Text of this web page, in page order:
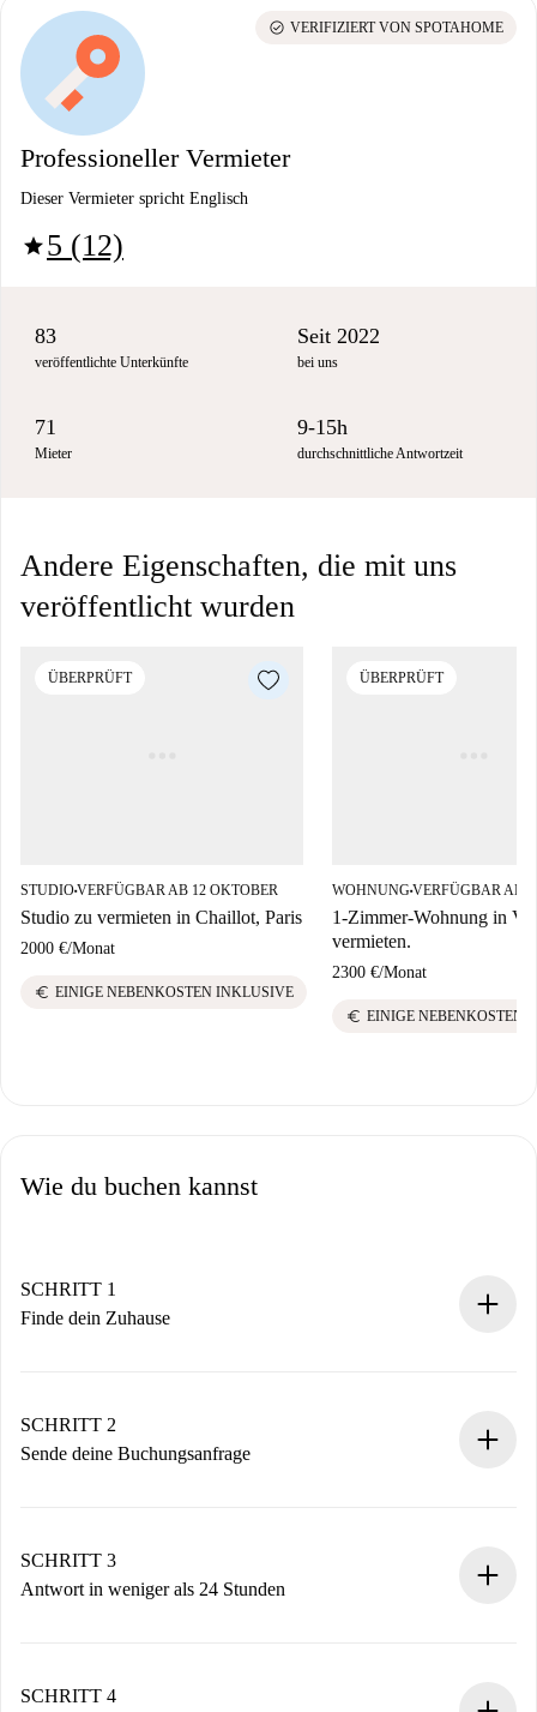
Professioneller Vermieter
Dieser Vermieter spricht Englisch
star5 (12)
check_circle VERIFIZIERT VON SPOTAHOME
83
veröffentlichte Unterkünfte
Seit 2022
bei uns
71
Mieter
9-15h
durchschnittliche Antwortzeit
Andere Eigenschaften, die mit uns
veröffentlicht wurden
ÜBERPRÜFT
STUDIO■VERFÜGBAR AB 12 OKTOBER
Studio zu vermieten in Chaillot, Paris
2000 €/Monat
euro EINIGE NEBENKOSTEN INKLUSIVE
ÜBERPRÜFT
WOHNUNG■VERFÜGBAR AB
1-Zimmer-Wohnung in
vermieten.
2300 €/Monat
euro EINIGE NEBENKOSTEN
Wie du buchen kannst
SCHRITT 1
Finde dein Zuhause
Du erhältst alle notwendigen Informationen im Voraus.
SCHRITT 2
Sende deine Buchungsanfrage
Denk daran, dass wir dich erst belasten, wenn der
Vermieter zustimmt.
SCHRITT 3
Antwort in weniger als 24 Stunden
stellen den Kontakt her.
SCHRITT 4